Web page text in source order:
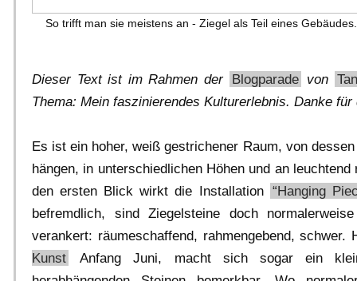
So trifft man sie meistens an - Ziegel als Teil eines
Dieser Text ist im Rahmen der Blogparade von
Thema: Mein faszinierendes Kulturerlebnis. Danke für
Es ist ein hoher, weiß gestrichener Raum, von
hängen, in unterschiedlichen Höhen und an
den ersten Blick wirkt die Installation “Hanging
befremdlich, sind Ziegelsteine doch
verankert: räumeschaffend, rahmengebend,
Kunst
Anfang Juni, macht sich sogar ein